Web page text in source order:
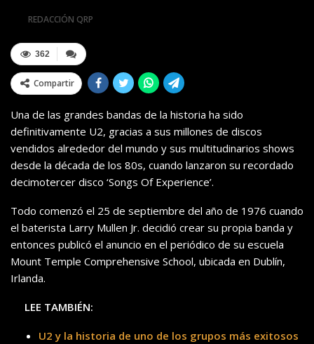
REDACCIÓN QRP
362
Compartir
Una de las grandes bandas de la historia ha sido
definitivamente U2, gracias a sus millones de discos
vendidos alrededor del mundo y sus multitudinarios shows
desde la década de los 80s, cuando lanzaron su recordado
decimotercer disco ‘Songs Of Experience’.
Todo comenzó el 25 de septiembre del año de 1976 cuando
el baterista Larry Mullen Jr. decidió crear su propia banda y
entonces publicó el anuncio en el periódico de su escuela
Mount Temple Comprehensive School, ubicada en Dublín,
Irlanda.
LEE TAMBIÉN:
U2 y la historia de uno de los grupos más exitosos